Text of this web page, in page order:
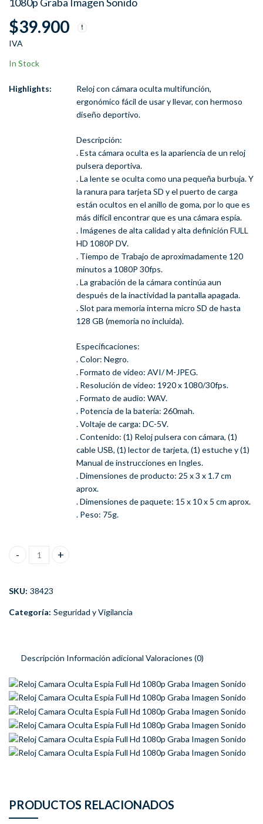
$39.900
IVA
In Stock
Highlights:
Reloj con cámara oculta multifunción,
ergonómico fácil de usar y llevar, con hermoso
diseño deportivo.
Descripción:
. Esta cámara oculta es la apariencia de un reloj
pulsera deportiva.
. La lente se oculta como una pequeña burbuja. Y
la ranura para tarjeta SD y el puerto de carga
están ocultos en el anillo de goma, por lo que es
más difícil encontrar que es una cámara espía.
. Imágenes de alta calidad y alta definición FULL
HD 1080P DV.
. Tiempo de Trabajo de aproximadamente 120
minutos a 1080P 30fps.
. La grabación de la cámara continúa aun
después de la inactividad la pantalla apagada.
. Slot para memoria interna micro SD de hasta
128 GB (memoria no incluida).
Especificaciones:
. Color: Negro.
. Formato de vídeo: AVI/ M-JPEG.
. Resolución de vídeo: 1920 x 1080/30fps.
. Formato de audio: WAV.
. Potencia de la batería: 260mah.
. Voltaje de carga: DC-5V.
. Contenido: (1) Reloj pulsera con cámara, (1)
cable USB, (1) lector de tarjeta, (1) estuche y (1)
Manual de instrucciones en Ingles.
. Dimensiones de producto: 25 x 3 x 1.7 cm
aprox.
. Dimensiones de paquete: 15 x 10 x 5 cm aprox.
. Peso: 75g.
Reloj Camara Oculta Espia Full Hd 1080p Graba Imagen Sonido
SKU: 38423
Categoría: Seguridad y Vigilancia
Descripción Información adicional Valoraciones (0)
PRODUCTOS RELACIONADOS